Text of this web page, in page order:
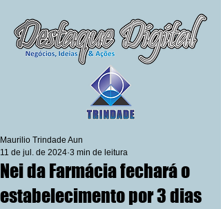
Nei da Farmácia fechará o
estabelecimento por 3 dias
Maurilio Trindade Aun
11 de jul. de 2024 3 min de leitura